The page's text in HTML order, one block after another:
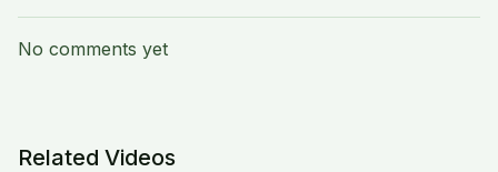
No comments yet
Related Videos